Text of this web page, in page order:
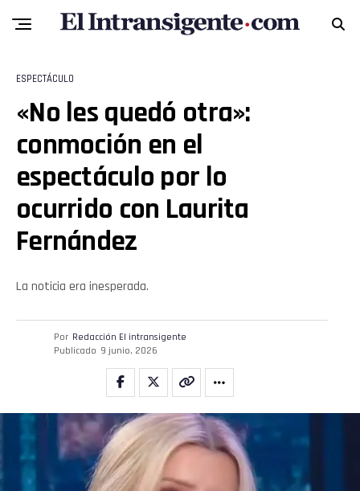
ESPECTÁCULO
«No les quedó otra»:
conmoción en el
espectáculo por lo
ocurrido con Laurita
Fernández
La noticia era inesperada.
Por Redacción El intransigente
Publicado 9 junio, 2026
Flipboard
Reddit
Pinterest